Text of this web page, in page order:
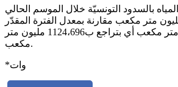
بالسدود التونسيّة خلال الموسم الحالي
مليون متر مكعب مقارنة بمعدل الفترة المقدّر
ب1775،165 مليون متر مكعب أي بتراجع ب1124،696 مليون متر
مكعب.
*وات